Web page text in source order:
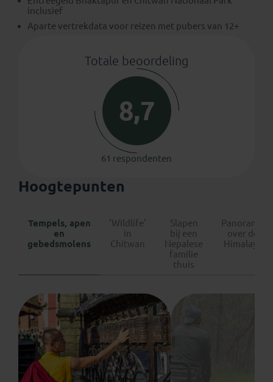
inclusief
Aparte vertrekdata voor reizen met pubers van 12+
Totale beoordeling
8,7
61 respondenten
Hoogtepunten
Tempels, apen
en
gebedsmolens
'Wildlife'
in
Chitwan
Slapen
bij een
Nepalese
familie
thuis
Panorama
over de
Himalaya